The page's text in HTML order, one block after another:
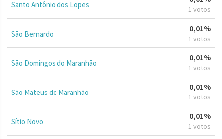
Santo Antônio dos Lopes 1 votos
São Bernardo
0,01%
1 votos
São Domingos do Maranhão
0,01%
1 votos
São Mateus do Maranhão
0,01%
1 votos
Sítio Novo
0,01%
1 votos